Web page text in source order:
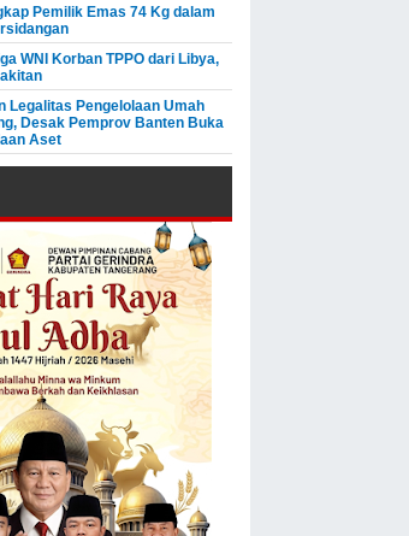
Pemilik Emas 74 Kg dalam
WNI Korban TPPO dari Libya,
Legalitas Pengelolaan Umah
Desak Pemprov Banten Buka
Aset